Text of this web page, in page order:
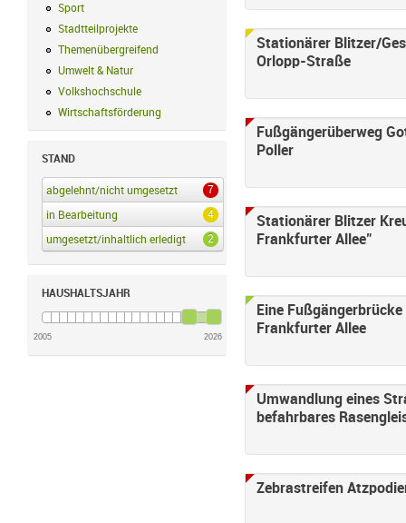
Sport
Stadtteilprojekte Stadtteilprojekte Filter anwenden
Themenübergreifend
Themenübergreifend Filter anwenden
Umwelt & Natur Umwelt & Natur Filter anwenden
Volkshochschule
Wirtschaftsförderung
STAND
abgelehnt/nicht umgesetzt 7
abgelehnt/nicht umgesetzt Filter anwenden
in Bearbeitung
4
in Bearbeitung Filter anwenden
umgesetzt/inhaltlich erledigt
2
umgesetzt/inhaltlich erledigt Filter anwenden
HAUSHALTSJAHR
2005 2026
Stationärer Blitzer/
Orlopp-Straße
Fußgängerüberweg
Poller
Stationärer Blitzer
Frankfurter Allee"
Eine
Frankfurter Allee
Umwandlung eines
befahrbares
Zebrastreifen